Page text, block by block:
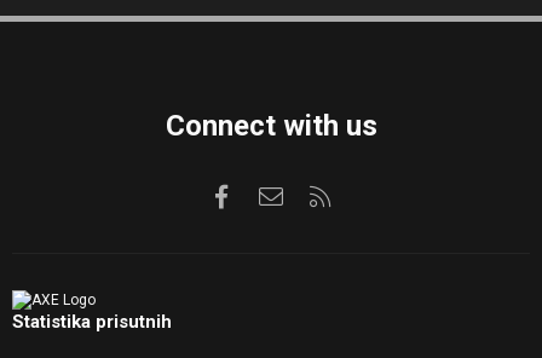
S
Connect with us
FacebookKontaktirajte nas
Statistika prisutnih